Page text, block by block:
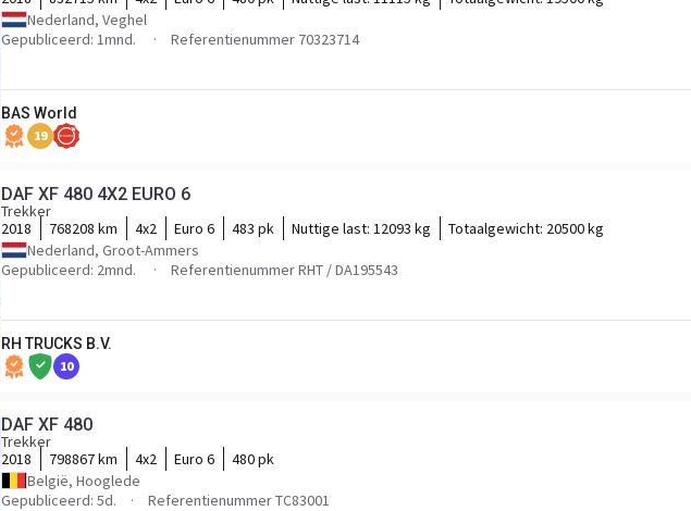
Nederland, Veghel
Gepubliceerd: 1mnd.
Referentienummer 70323714
BAS World
19
DAF XF 480 4X2 EURO 6
Trekker
2018
768208 km 4x2 Euro 6 483 pk Nuttige last: 12093 kg Totaalgewicht: 20500 kg
Nederland, Groot-Ammers
Gepubliceerd: 2mnd.
Referentienummer RHT / DA195543
RH TRUCKS B.V.
10
DAF XF 480
Trekker
2018
798867 km 4x2 Euro 6
480 pk
België, Hooglede
Gepubliceerd: 5d.
Referentienummer TC83001